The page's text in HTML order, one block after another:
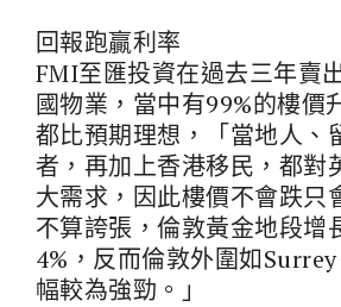
回報跑贏利率
FMI至匯投資在過去三年賣
國物業，當中有99%的樓價
都比預期理想，「當地人、
者，再加上香港移民，都對
大需求，因此樓價不會跌只
不算誇張，倫敦黃金地段增
4%，反而倫敦外圍如
幅較為強勁。」